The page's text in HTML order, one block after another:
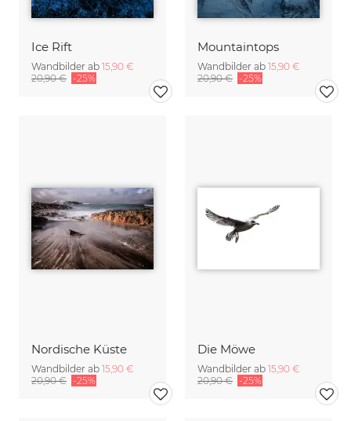
Ice Rift
Wandbilder ab 15,90 €
20,90 € -25%
Mountaintops
Wandbilder ab 15,90 €
20,90 € -25%
Nordische Küste
Wandbilder ab 15,90 €
20,90 € -25%
Die Möwe
Wandbilder ab 15,90 €
20,90 € -25%